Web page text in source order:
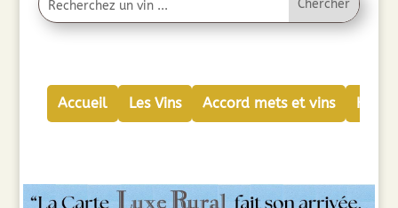
Accueil Les Vins Accord mets et vins